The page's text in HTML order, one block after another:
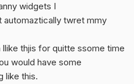
widgets I
twret mmy
llike thjis for quitte ssome time
would have some
like this.